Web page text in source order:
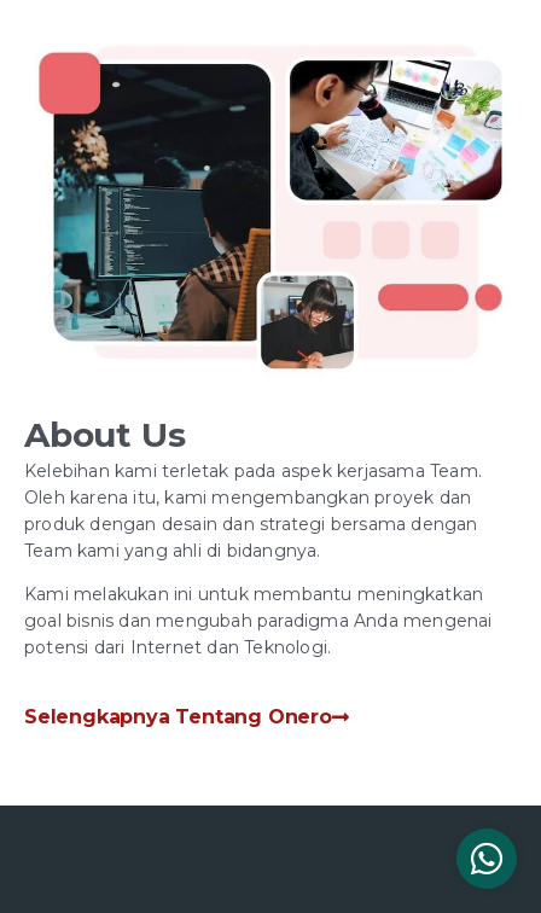
About Us
Kelebihan kami terletak pada aspek kerjasama Team.
Oleh karena itu, kami mengembangkan proyek dan
produk dengan desain dan strategi bersama dengan
Team kami yang ahli di bidangnya.
Kami melakukan ini untuk membantu meningkatkan
goal bisnis dan mengubah paradigma Anda mengenai
potensi dari Internet dan Teknologi.
Selengkapnya Tentang Onero